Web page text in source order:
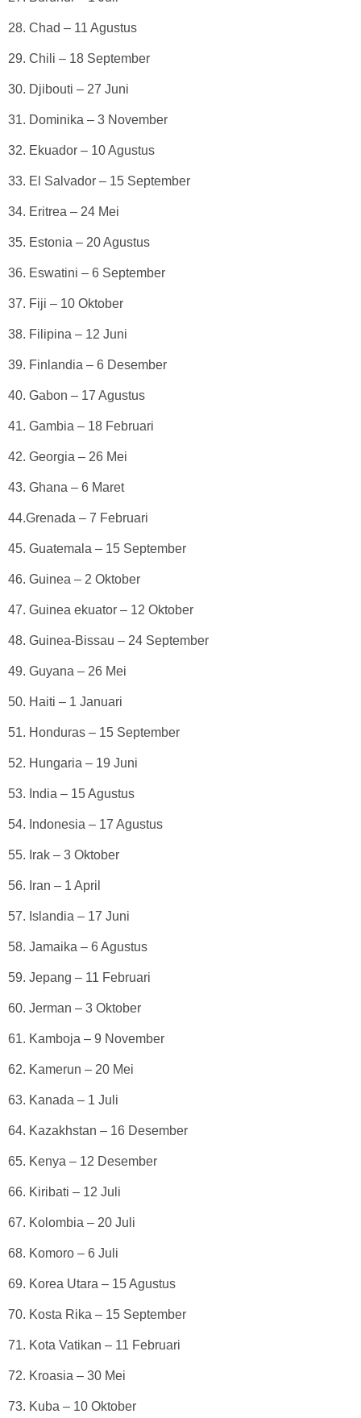
28. Chad – 11 Agustus
29. Chili – 18 September
30. Djibouti – 27 Juni
31. Dominika – 3 November
32. Ekuador – 10 Agustus
33. El Salvador – 15 September
34. Eritrea – 24 Mei
35. Estonia – 20 Agustus
36. Eswatini – 6 September
37. Fiji – 10 Oktober
38. Filipina – 12 Juni
39. Finlandia – 6 Desember
40. Gabon – 17 Agustus
41. Gambia – 18 Februari
42. Georgia – 26 Mei
43. Ghana – 6 Maret
44.Grenada – 7 Februari
45. Guatemala – 15 September
46. Guinea – 2 Oktober
47. Guinea ekuator – 12 Oktober
48. Guinea-Bissau – 24 September
49. Guyana – 26 Mei
50. Haiti – 1 Januari
51. Honduras – 15 September
52. Hungaria – 19 Juni
53. India – 15 Agustus
54. Indonesia – 17 Agustus
55. Irak – 3 Oktober
56. Iran – 1 April
57. Islandia – 17 Juni
58. Jamaika – 6 Agustus
59. Jepang – 11 Februari
60. Jerman – 3 Oktober
61. Kamboja – 9 November
62. Kamerun – 20 Mei
63. Kanada – 1 Juli
64. Kazakhstan – 16 Desember
65. Kenya – 12 Desember
66. Kiribati – 12 Juli
67. Kolombia – 20 Juli
68. Komoro – 6 Juli
69. Korea Utara – 15 Agustus
70. Kosta Rika – 15 September
71. Kota Vatikan – 11 Februari
72. Kroasia – 30 Mei
73. Kuba – 10 Oktober